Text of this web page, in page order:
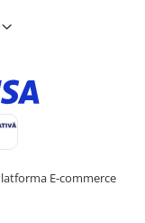
E-commerce